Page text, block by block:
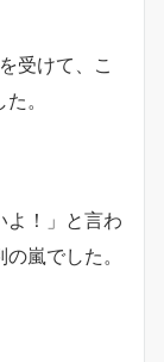
受けて、こ
。
よ！」と言わ
嵐でした。